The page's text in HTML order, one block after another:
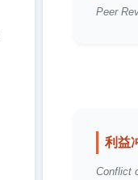
Peer
利益
Conflict